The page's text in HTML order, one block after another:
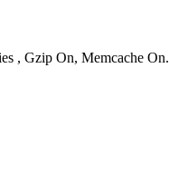
, Gzip On, Memcache On.